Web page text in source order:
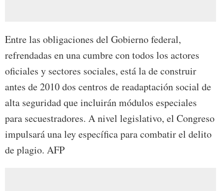
Entre las obligaciones del Gobierno federal,
refrendadas en una cumbre con todos los actores
oficiales y sectores sociales, está la de construir
antes de 2010 dos centros de readaptación social de
alta seguridad que incluirán módulos especiales
para secuestradores. A nivel legislativo, el Congreso
impulsará una ley específica para combatir el delito
de plagio. AFP